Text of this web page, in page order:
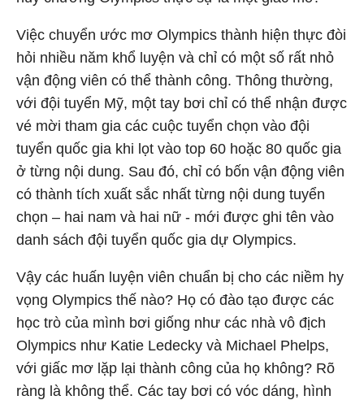
Việc chuyển ước mơ Olympics thành hiện thực đòi
hỏi nhiều năm khổ luyện và chỉ có một số rất nhỏ
vận động viên có thể thành công. Thông thường,
với đội tuyển Mỹ, một tay bơi chỉ có thể nhận được
vé mời tham gia các cuộc tuyển chọn vào đội
tuyển quốc gia khi lọt vào top 60 hoặc 80 quốc gia
ở từng nội dung. Sau đó, chỉ có bốn vận động viên
có thành tích xuất sắc nhất từng nội dung tuyển
chọn – hai nam và hai nữ - mới được ghi tên vào
danh sách đội tuyển quốc gia dự Olympics.
Vậy các huấn luyện viên chuẩn bị cho các niềm hy
vọng Olympics thế nào? Họ có đào tạo được các
học trò của mình bơi giống như các nhà vô địch
Olympics như Katie Ledecky và Michael Phelps,
với giấc mơ lặp lại thành công của họ không? Rõ
ràng là không thể. Các tay bơi có vóc dáng, hình